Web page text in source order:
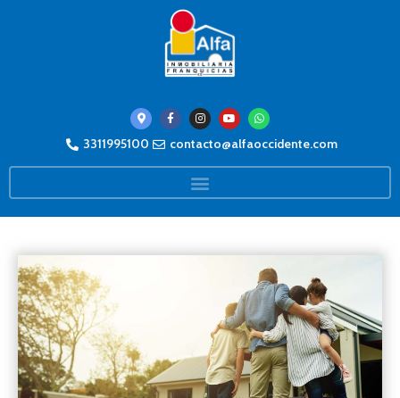
3311995100 contacto@alfaoccidente.com